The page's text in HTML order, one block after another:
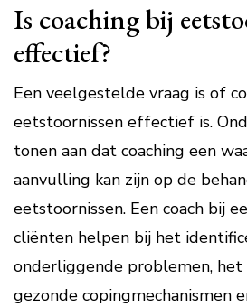
Is coaching bij
effectief?
Een veelgestelde vraag is of
eetstoornissen effectief is.
tonen aan dat coaching een
aanvulling kan zijn op de
eetstoornissen. Een coach bij
cliënten helpen bij het
onderliggende problemen,
gezonde copingmechanismen